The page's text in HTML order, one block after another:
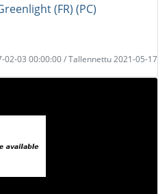
(FR) (PC)
02-03 00:00:00 / Tallennettu 2021-05-17